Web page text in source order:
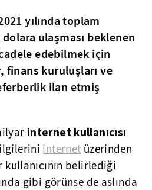
yılında toplam
ulaşması beklenen
edebilmek için
finans kuruluşları ve
ilan etmiş
internet kullanıcısı
internet üzerinden
belirlediği
gibi görünse de aslında